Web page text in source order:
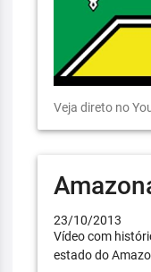
Veja direto no
23/10/2013
Vídeo com
estado do